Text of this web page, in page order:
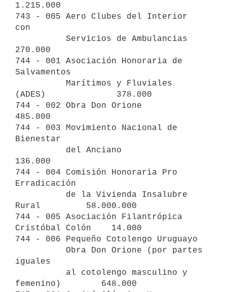
1.215.000
743 - 005 Aero Clubes del Interior
con
270.000
744 - 001 Asociación Honoraria de
Salvamentos
(ADES)              378.000
744 - 002 Obra Don Orione
485.000
744 - 003 Movimiento Nacional de
Bienestar
136.000
744 - 004 Comisión Honoraria Pro
Erradicación
Rural         58.000.000
744 - 005 Asociación Filantrópica
Cristóbal Colón    14.000
744 - 006 Pequeño Cotolengo Uruguayo
iguales
femenino)        648.000